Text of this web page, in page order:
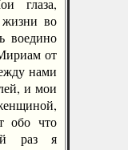
глаза,
жизни во
воедино
от
нами
и мои
обо что
раз я